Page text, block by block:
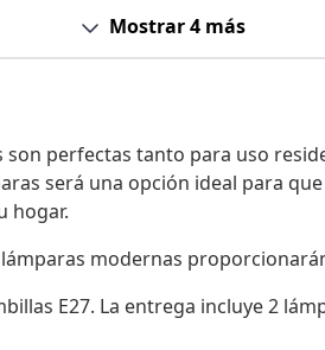
Mostrar 4 más
perfectas tanto para uso
será una opción ideal para
hogar.
modernas
E27. La entrega incluye 2